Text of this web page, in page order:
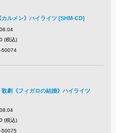
カルメン》ハイライツ [SHM-CD]
(税込)
50074
劇《フィガロの結婚》ハイライツ
(税込)
50075